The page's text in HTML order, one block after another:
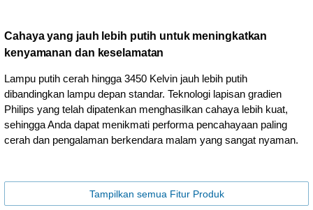
Cahaya yang jauh lebih putih untuk meningkatkan
kenyamanan dan keselamatan
Lampu putih cerah hingga 3450 Kelvin jauh lebih putih
dibandingkan lampu depan standar. Teknologi lapisan gradien
Philips yang telah dipatenkan menghasilkan cahaya lebih kuat,
sehingga Anda dapat menikmati performa pencahayaan paling
cerah dan pengalaman berkendara malam yang sangat nyaman.
Tampilkan semua Fitur Produk